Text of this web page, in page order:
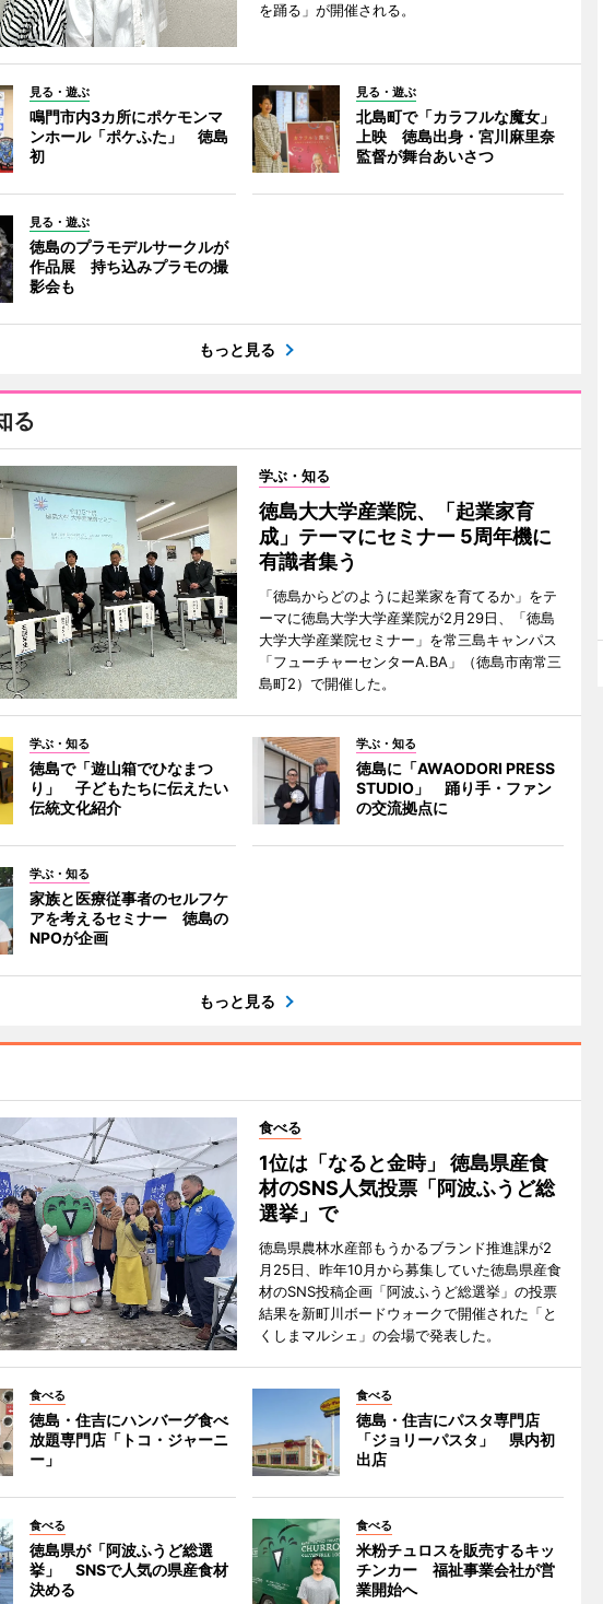
を踊る」が開催される。
見る・遊ぶ
鳴門市内3カ所にポケモンマ
ンホール「ポケふた」 徳島
初
見る・遊ぶ
北島町で「カラフルな魔女」
上映 徳島出身・宮川麻里奈
監督が舞台あいさつ
見る・遊ぶ
徳島のプラモデルサークルが
作品展 持ち込みプラモの撮
影会も
もっと見る
る
学ぶ・知る
徳島大大学産業院、「起業家育
成」テーマにセミナー 5周年機に
有識者集う
「徳島からどのように起業家を育てるか」をテ
ーマに徳島大学大学産業院が2月29日、「徳島
大学大学産業院セミナー」を常三島キャンパス
「フューチャーセンターA.BA」（徳島市南常三
島町2）で開催した。
学ぶ・知る
徳島で「遊山箱でひなまつ
り」 子どもたちに伝えたい
伝統文化紹介
学ぶ・知る
徳島に「AWAODORI PRESS
STUDIO」 踊り手・ファン
の交流拠点に
学ぶ・知る
家族と医療従事者のセルフケ
アを考えるセミナー 徳島の
NPOが企画
もっと見る
食べる
1位は「なると金時」 徳島県産食
材のSNS人気投票「阿波ふうど総
選挙」で
徳島県農林水産部もうかるブランド推進課が2
月25日、昨年10月から募集していた徳島県産食
材のSNS投稿企画「阿波ふうど総選挙」の投票
結果を新町川ボードウォークで開催された「と
くしまマルシェ」の会場で発表した。
食べる
徳島・住吉にハンバーグ食べ
放題専門店「トコ・ジャーニ
ー」
食べる
徳島・住吉にパスタ専門店
「ジョリーパスタ」 県内初
出店
食べる
徳島県が「阿波ふうど総選
挙」 SNSで人気の県産食材
決める
食べる
米粉チュロスを販売するキッ
チンカー 福祉事業会社が営
業開始へ